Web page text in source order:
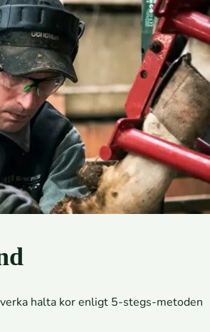
halta kor enligt 5-stegs-metoden